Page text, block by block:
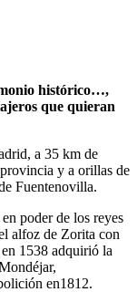
histórico…,
que quieran
a 35 km de
y a orillas de
Fuentenovilla.
poder de los reyes
alfoz de Zorita con
1538 adquirió la
en1812.